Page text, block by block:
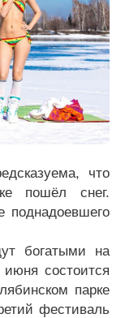
что
пошёл снег.
поднадоевшего
богатыми на
состоится
парке
фестиваль